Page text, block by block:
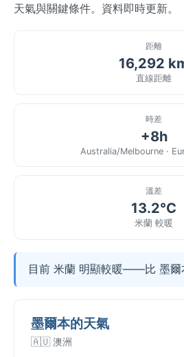
天氣與關鍵條件。資料即時更新。
距離
16,292
直線距離
時差
+8h
Australia/Melbourne ·
溫差
13.2°C
米蘭 較暖
目前 米蘭 明顯較暖——比 墨爾
墨爾本的天氣
🇦🇺 澳洲